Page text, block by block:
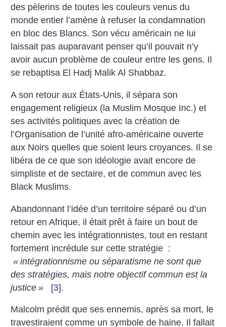
des pèlerins de toutes les couleurs venus du
monde entier l’amène à refuser la condamnation
en bloc des Blancs. Son vécu américain ne lui
laissait pas auparavant penser qu’il pouvait n’y
avoir aucun problème de couleur entre les gens. Il
se rebaptisa El Hadj Malik Al Shabbaz.
A son retour aux États-Unis, il sépara son
engagement religieux (la Muslim Mosque Inc.) et
ses activités politiques avec la création de
l’Organisation de l’unité afro-américaine ouverte
aux Noirs quelles que soient leurs croyances. Il se
libéra de ce que son idéologie avait encore de
simpliste et de sectaire, et de commun avec les
Black Muslims.
Abandonnant l’idée d’un territoire séparé ou d’un
retour en Afrique, il était prêt à faire un bout de
chemin avec les intégrationnistes, tout en restant
fortement incrédule sur cette stratégie :
« intégrationnisme ou séparatisme ne sont que
des stratégies, mais notre objectif commun est la
justice » [3].
Malcolm prédit que ses ennemis, après sa mort, le
travestiraient comme un symbole de haine. Il fallait